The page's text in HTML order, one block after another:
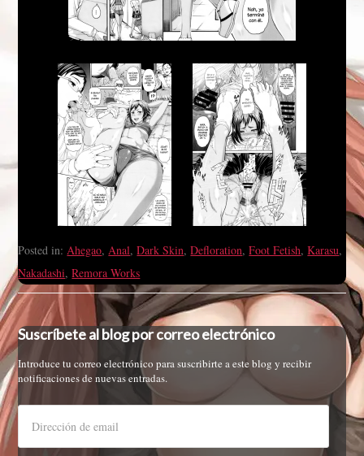
Posted in:Ahegao,Anal,Dark Skin,Defloration,Foot Fetish,Karasu,
Nakadashi,Remora Works
Suscríbete al blog por correo electrónico
Introduce tu correo electrónico para suscribirte a este blog y recibir
notificaciones de nuevas entradas.